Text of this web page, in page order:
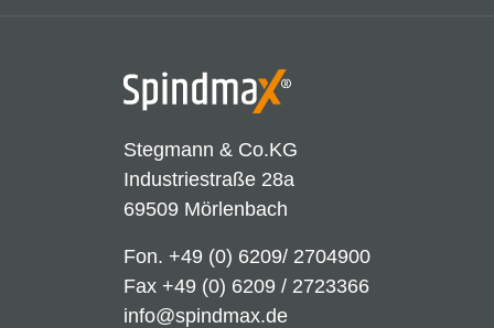
Stegmann & Co.KG
Industriestraße 28a
69509 Mörlenbach
Fon. +49 (0) 6209/ 2704900
Fax +49 (0) 6209 / 2723366
info@spindmax.de